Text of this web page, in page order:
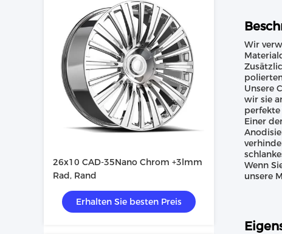
26x10 CAD-35Nano Chrom +3lmm
Rad, Rand
Erhalten Sie besten Preis
Wir
Unsere
wir sie
perfekte
Einer
Wenn
unsere